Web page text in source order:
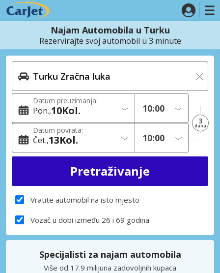
Najam Automobila u Turku
Rezervirajte svoj automobil u 3 minute
Datum preuzimanja:
Pon. 10Kol.
Datum povrata:
Čet. 13Kol.
3
dana
Vratite automobil na isto mjesto
Vozač u dobi između 26 i 69 godina
Specijalisti za najam automobila
Više od 17.9 milijuna zadovoljnih kupaca